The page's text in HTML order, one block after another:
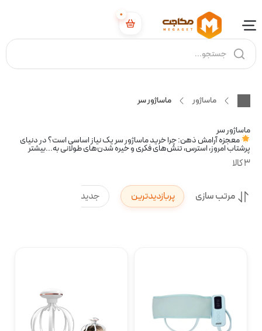
0
ماساژور ماساژور سر
ماساژور سر
معجزه آرامش ذهن: چرا خرید ماساژور سر یک نیاز اساسی است؟ در دنیای
پرشتاب امروز، استرس، تنش‌های فکری و خیره شدن‌های طولانی به...بیشتر
3 کالا
مرتب سازی پربازدیدترین جدیدترین